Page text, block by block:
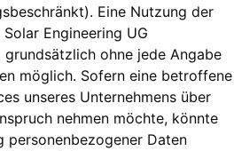
Eine Nutzung der
Engineering UG
ohne jede Angabe
möglich. Sofern eine betroffene
unseres Unternehmens über
nehmen möchte, könnte
personenbezogener Daten